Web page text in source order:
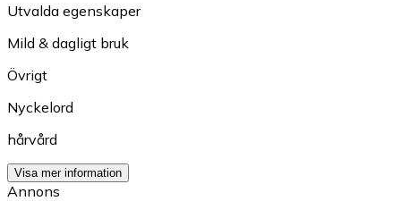
Utvalda egenskaper
Mild & dagligt bruk
Övrigt
Nyckelord
hårvård
Visa mer information
Annons